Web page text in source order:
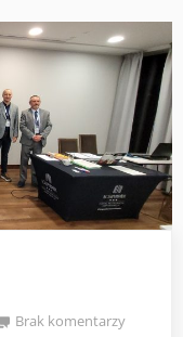
Brak komentarzydo